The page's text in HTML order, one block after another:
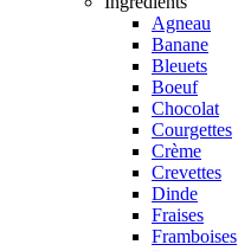
Agneau
Banane
Bleuets
Boeuf
Chocolat
Courgettes
Crème
Crevettes
Dinde
Fraises
Framboises